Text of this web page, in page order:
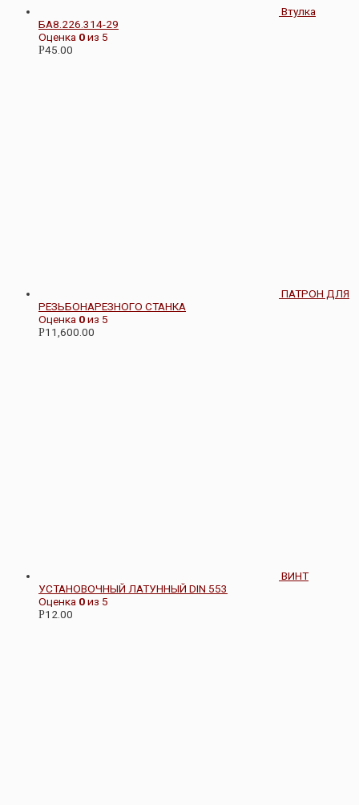
Втулка
БА8.226.314-29
Оценка 0из 5
Р45.00
ПАТРОН ДЛЯ
РЕЗЬБОНАРЕЗНОГО СТАНКА
Оценка 0из 5
Р11,600.00
ВИНТ
УСТАНОВОЧНЫЙ ЛАТУННЫЙ DIN 553
Оценка 0из 5
Р12.00